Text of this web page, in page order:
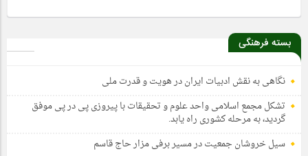
بسته فرهنگی
نگاهی به نقش ادبیات ایران در هویت و قدرت ملی
تشکل مجمع اسلامی واحد علوم و تحقیقات با پیروزی پی در پی موفق
گردید، به مرحله کشوری راه یابد.
سیل خروشان جمعیت در مسیر برفی مزار حاج قاسم